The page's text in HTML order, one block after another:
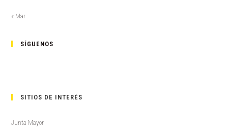
« Mar
SÍGUENOS
SITIOS DE INTERÉS
Junta Mayor